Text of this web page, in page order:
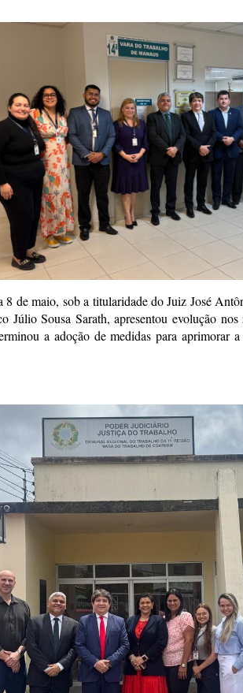
de maio, sob a titularidade do Juiz José
Júlio Sousa Sarath, apresentou evolução
a adoção de medidas para